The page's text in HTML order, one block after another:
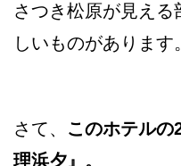
さつき松原が見える
しいものがあります。
さて、 このホテルの
理浜夕』。